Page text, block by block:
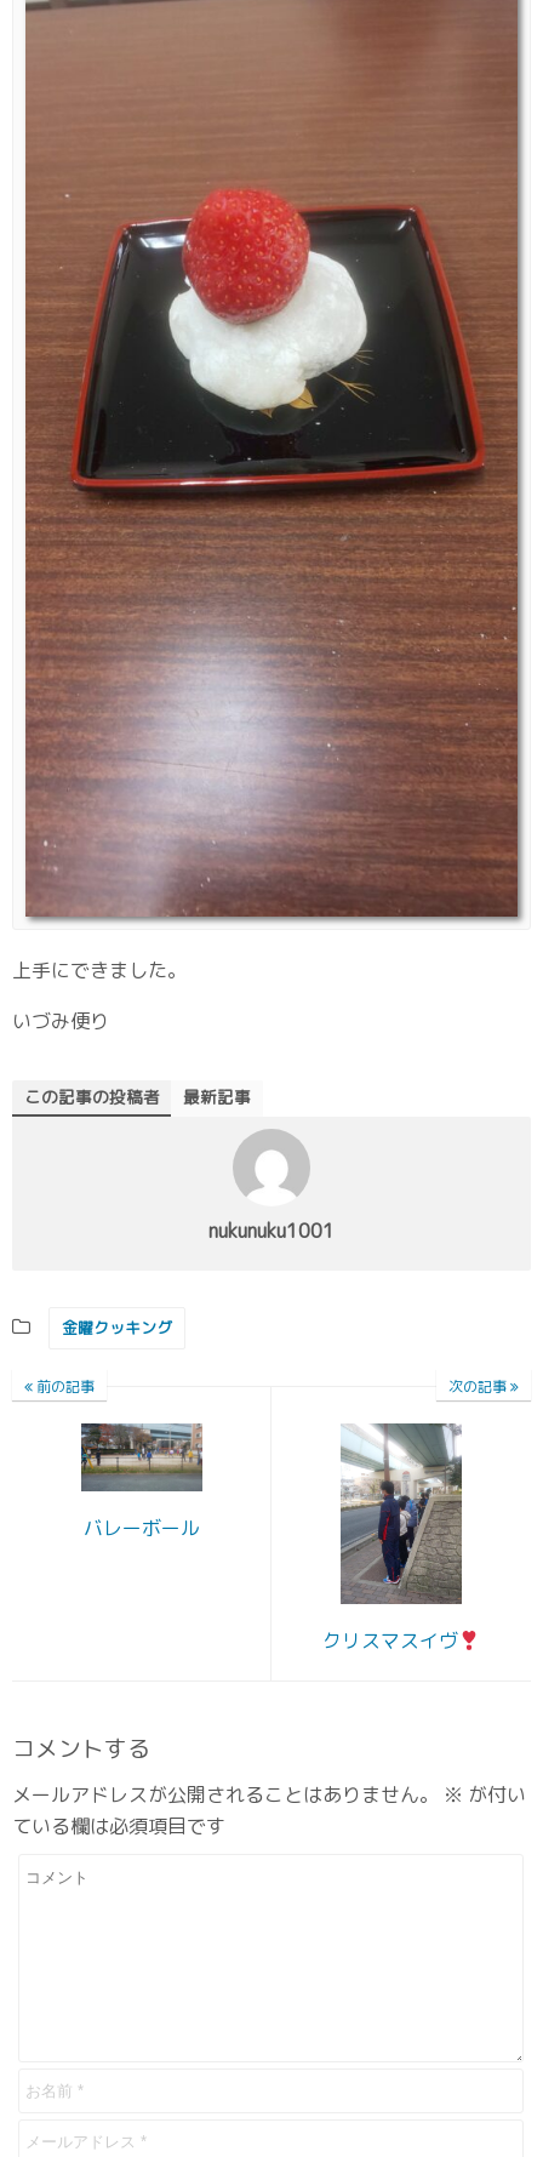
上手にできました。
いづみ便り
この記事の投稿者 最新記事
nukunuku1001
金曜クッキング
前の記事
バレーボール
次の記事
クリスマスイヴ
コメントする
メールアドレスが公開されることはありません。 ※ が付い
ている欄は必須項目です